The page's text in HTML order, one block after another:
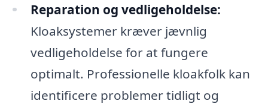
Reparation og vedligeholdelse:
Kloaksystemer kræver jævnlig
vedligeholdelse for at fungere
optimalt. Professionelle kloakfolk kan
identificere problemer tidligt og